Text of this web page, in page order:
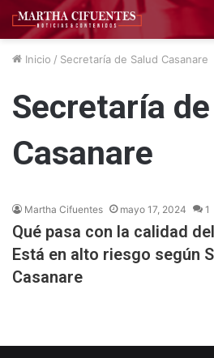
Inicio / Secretaría de Salud Casanare
Secretaría
Casanare
Martha Cifuentes mayo 17, 2024 1
Qué pasa con la calidad
Está en alto riesgo según
Casanare